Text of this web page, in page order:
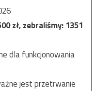
zł, zebraliśmy:1351
dla funkcjonowania
jest przetrwanie